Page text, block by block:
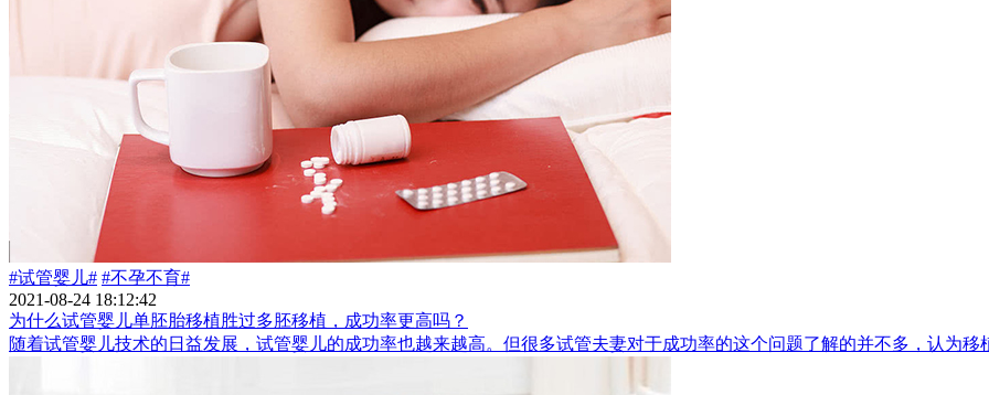
#试管婴儿# #不孕不育#
2021-08-24 18:12:42
为什么试管婴儿单胚胎移植胜过多胚移植，成功率更高吗？
随着试管婴儿技术的日益发展，试管婴儿的成功率也越来越高。但很多试管夫妻对于成功率的这个问题了解的并不多，认为移